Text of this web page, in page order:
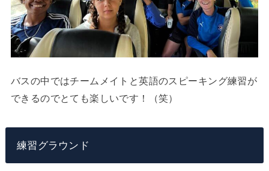
バスの中ではチームメイトと英語のスピーキング練習が
できるのでとても楽しいです！（笑）
練習グラウンド